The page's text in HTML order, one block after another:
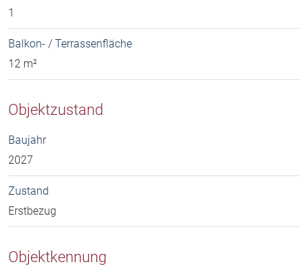
1
Balkon- / Terrassenfläche
12 m²
Objektzustand
Baujahr
2027
Zustand
Erstbezug
Objektkennung